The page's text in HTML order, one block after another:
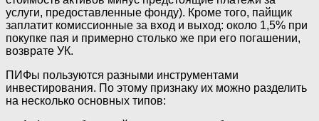
услуги, предоставленные фонду). Кроме того, пайщик
заплатит комиссионные за вход и выход: около 1,5% при
покупке пая и примерно столько же при его погашении,
возврате УК.
ПИФы пользуются разными инструментами
инвестирования. По этому признаку их можно разделить
на несколько основных типов: